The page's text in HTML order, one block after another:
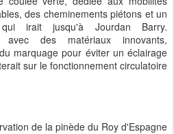
des cheminements piétons et un
qui irait jusqu'à Jourdan Barry.
des matériaux innovants,
marquage pour éviter un éclairage
sur le fonctionnement circulatoire
de la pinède du Roy d'Espagne